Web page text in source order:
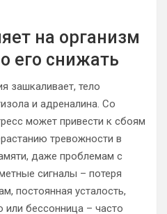
на организм
его снижать
зашкаливает, тело
и адреналина. Со
может привести к сбоям
тревожности в
даже проблемам с
сигналы – потеря
постоянная усталость,
или бессонница – часто